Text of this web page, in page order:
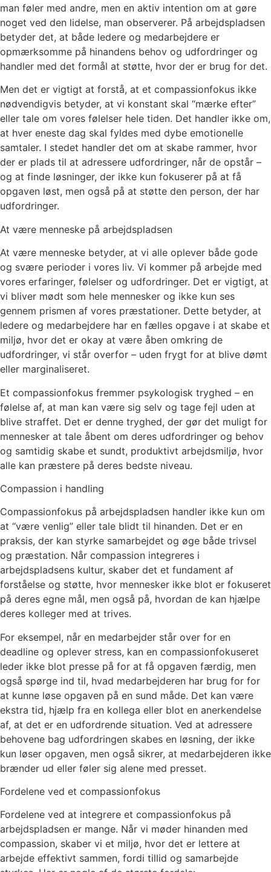
man føler med andre, men en aktiv intention om at gøre
noget ved den lidelse, man observerer. På arbejdspladsen
betyder det, at både ledere og medarbejdere er
opmærksomme på hinandens behov og udfordringer og
handler med det formål at støtte, hvor der er brug for det.
Men det er vigtigt at forstå, at et compassionfokus ikke
nødvendigvis betyder, at vi konstant skal “mærke efter”
eller tale om vores følelser hele tiden. Det handler ikke om,
at hver eneste dag skal fyldes med dybe emotionelle
samtaler. I stedet handler det om at skabe rammer, hvor
der er plads til at adressere udfordringer, når de opstår –
og at finde løsninger, der ikke kun fokuserer på at få
opgaven løst, men også på at støtte den person, der har
udfordringer.
At være menneske på arbejdspladsen
At være menneske betyder, at vi alle oplever både gode
og svære perioder i vores liv. Vi kommer på arbejde med
vores erfaringer, følelser og udfordringer. Det er vigtigt, at
vi bliver mødt som hele mennesker og ikke kun ses
gennem prismen af vores præstationer. Dette betyder, at
ledere og medarbejdere har en fælles opgave i at skabe et
miljø, hvor det er okay at være åben omkring de
udfordringer, vi står overfor – uden frygt for at blive dømt
eller marginaliseret.
Et compassionfokus fremmer psykologisk tryghed – en
følelse af, at man kan være sig selv og tage fejl uden at
blive straffet. Det er denne tryghed, der gør det muligt for
mennesker at tale åbent om deres udfordringer og behov
og samtidig skabe et sundt, produktivt arbejdsmiljø, hvor
alle kan præstere på deres bedste niveau.
Compassion i handling
Compassionfokus på arbejdspladsen handler ikke kun om
at “være venlig” eller tale blidt til hinanden. Det er en
praksis, der kan styrke samarbejdet og øge både trivsel
og præstation. Når compassion integreres i
arbejdspladsens kultur, skaber det et fundament af
forståelse og støtte, hvor mennesker ikke blot er fokuseret
på deres egne mål, men også på, hvordan de kan hjælpe
deres kolleger med at trives.
For eksempel, når en medarbejder står over for en
deadline og oplever stress, kan en compassionfokuseret
leder ikke blot presse på for at få opgaven færdig, men
også spørge ind til, hvad medarbejderen har brug for for
at kunne løse opgaven på en sund måde. Det kan være
ekstra tid, hjælp fra en kollega eller blot en anerkendelse
af, at det er en udfordrende situation. Ved at adressere
behovene bag udfordringen skabes en løsning, der ikke
kun løser opgaven, men også sikrer, at medarbejderen ikke
brænder ud eller føler sig alene med presset.
Fordelene ved et compassionfokus
Fordelene ved at integrere et compassionfokus på
arbejdspladsen er mange. Når vi møder hinanden med
compassion, skaber vi et miljø, hvor det er lettere at
arbejde effektivt sammen, fordi tillid og samarbejde